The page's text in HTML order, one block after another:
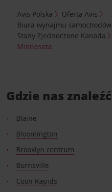
Avis Polska
Oferta Avis
Biura wynajmu samochodów
Stany Zjednoczone Kanada
Minnesota
Gdzie nas znaleźć
Blaine
Bloomington
Brooklyn centrum
Burnsville
Coon Rapids